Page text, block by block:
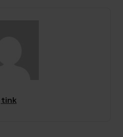
tink